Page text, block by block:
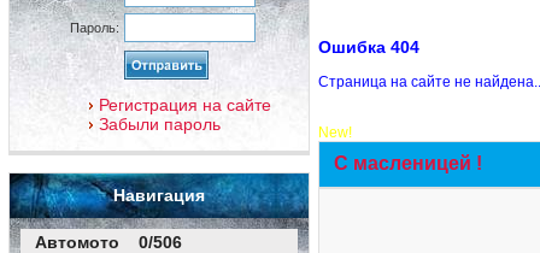
Пароль:
Регистрация на сайте
Забыли пароль
Навигация
Автомото 0/506
Ошибка 404
Страница на сайте не
New!
С масленицей !